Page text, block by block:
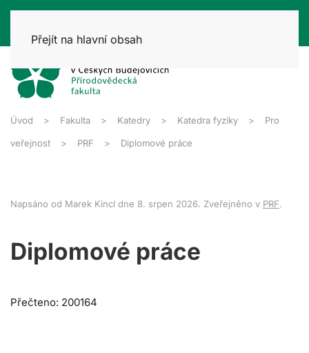
Přejít na hlavní obsah
Úvod Fakulta Katedry Katedra fyziky Pro
veřejnost PRF Diplomové práce
Napsáno od Marek Kincl dne 8. srpen 2026. Zveřejněno v PRF.
Diplomové práce
Přečteno: 200164